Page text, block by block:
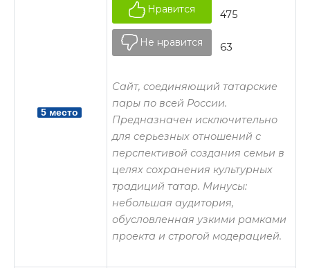
5 место
Нравится 475
Не нравится 63
Сайт, соединяющий татарские
пары по всей России.
Предназначен исключительно
для серьезных отношений с
перспективой создания семьи в
целях сохранения культурных
традиций татар. Минусы:
небольшая аудитория,
обусловленная узкими рамками
проекта и строгой модерацией.